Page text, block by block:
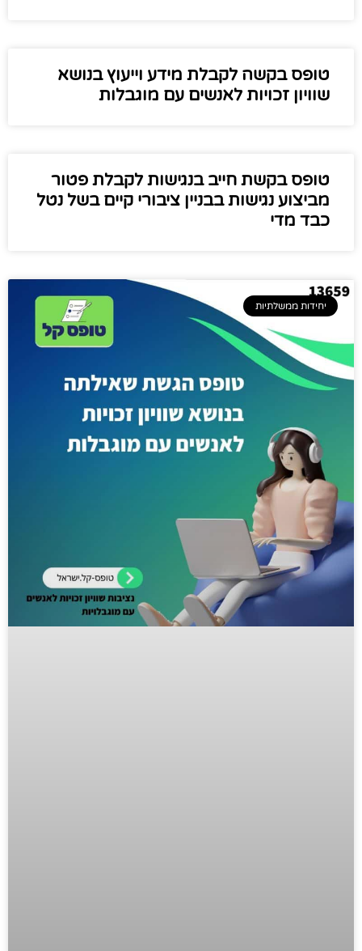
טופס בקשה לקבלת מידע וייעוץ בנושא
שוויון זכויות לאנשים עם מוגבלות
טופס בקשת חייב בנגישות לקבלת פטור
מביצוע נגישות בבניין ציבורי קיים בשל נטל
כבד מדי
יחידות ממשלתיות